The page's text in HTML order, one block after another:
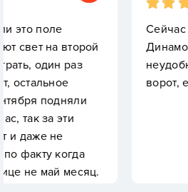
Сейчас этот манеж
Динамо. Газон
неудобные
ворот, есть